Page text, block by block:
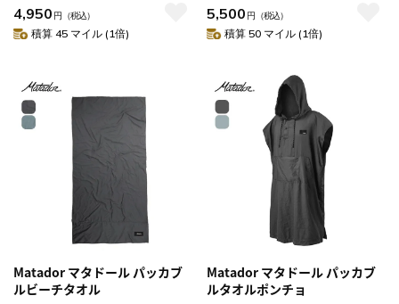
4,950 円 （税込）
積算 45 マイル (1倍)
5,500 円 （税込）
積算 50 マイル (1倍)
Matador マタドール パッカブ
ルビーチタオル
Matador マタドール パッカブ
ルタオルポンチョ